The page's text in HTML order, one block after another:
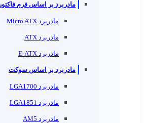
مادربرد بر اساس فرم فاکتور
مادربرد Micro ATX
مادربرد ATX
مادربرد E-ATX
مادربرد بر اساس سوکت
مادربرد LGA1700
مادربرد LGA1851
مادربرد AM5